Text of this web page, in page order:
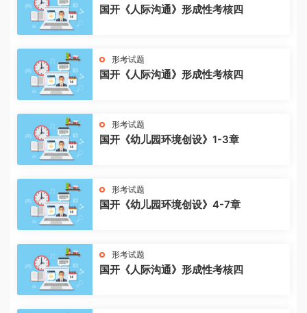
国开《人际沟通》形成性考核四
形考试题
国开《人际沟通》形成性考核四
形考试题
国开《幼儿园环境创设》1-3章
形考试题
国开《幼儿园环境创设》4-7章
形考试题
国开《人际沟通》形成性考核四